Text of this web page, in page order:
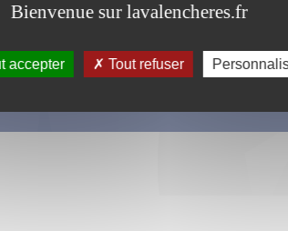
soient utilisées, exploitées, traitées pour
Bienvenue sur lavalencheres.fr
accepter Tout refuser